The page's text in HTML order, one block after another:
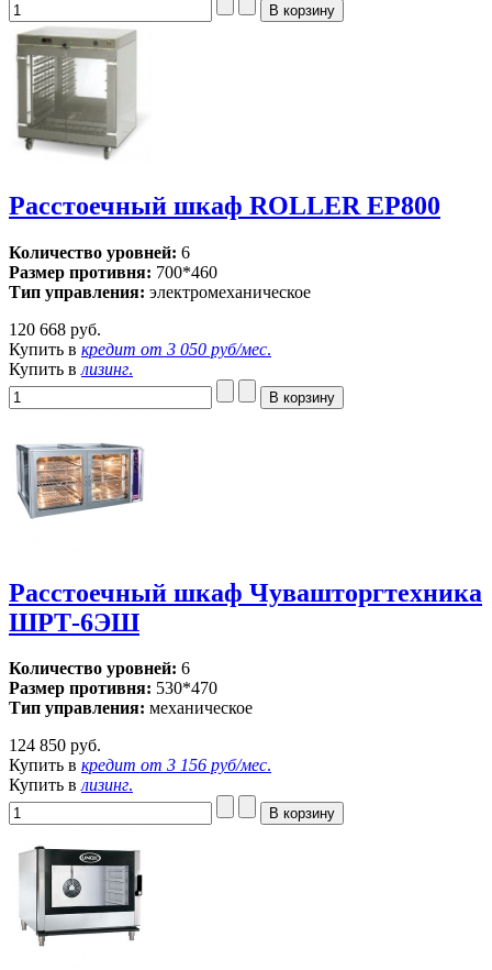
Расстоечный шкаф ROLLER EP800
Количество уровней: 6
Размер противня: 700*460
Тип управления: электромеханическое
120 668 руб.
Купить в кредит от 3 050 руб/мес.
Купить в лизинг.
Расстоечный шкаф Чувашторгтехника
ШРТ-6ЭШ
Количество уровней: 6
Размер противня: 530*470
Тип управления: механическое
124 850 руб.
Купить в кредит от 3 156 руб/мес.
Купить влизинг.